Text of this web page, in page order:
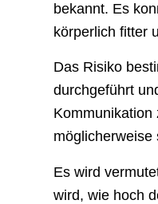
bekannt. Es
körperlich fitter
Das Risiko
durchgeführt
möglicherweise
Es wird
wird, wie hoch